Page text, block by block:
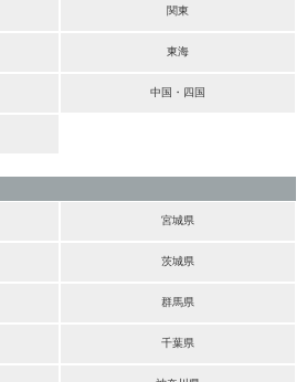
関東
東海
中国・四国
宮城県
茨城県
群馬県
千葉県